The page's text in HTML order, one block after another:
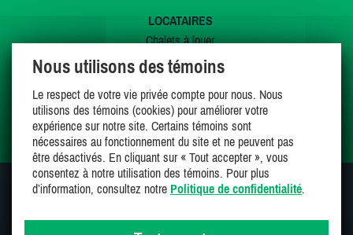
LOCATAIRES
Chalets à louer
Chalets à vendre
Offres spéciales
Mes favoris
SUIVEZ-NOUS SUR
Nous utilisons des témoins
Le respect de votre vie privée compte pour nous. Nous
utilisons des témoins (cookies) pour améliorer votre
expérience sur notre site. Certains témoins sont
nécessaires au fonctionnement du site et ne peuvent pas
être désactivés. En cliquant sur « Tout accepter », vous
consentez à notre utilisation des témoins. Pour plus
d’information, consultez notre Politique de confidentialité.